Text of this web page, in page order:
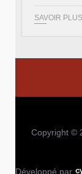
SAVOIR PLUS
Copyright ©
Développé par